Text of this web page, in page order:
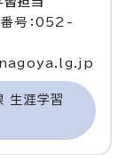
号：052-
生涯学習